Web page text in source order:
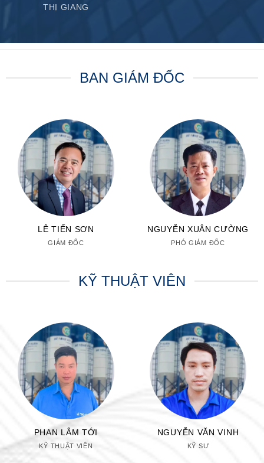
THỊ GIANG
BAN GIÁM ĐỐC
LÊ TIẾN SƠN
GIÁM ĐỐC
NGUYỄN XUÂN CƯỜNG
PHÓ GIÁM ĐỐC
KỸ THUẬT VIÊN
PHAN LÂM TỚI
KỸ THUẬT VIÊN
NGUYỄN VĂN VINH
KỸ SƯ